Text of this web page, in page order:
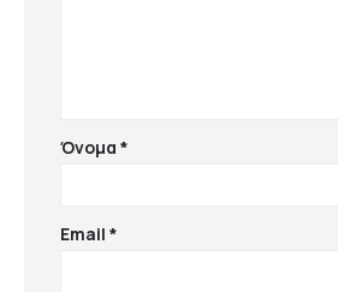
Όνομα*
Email*